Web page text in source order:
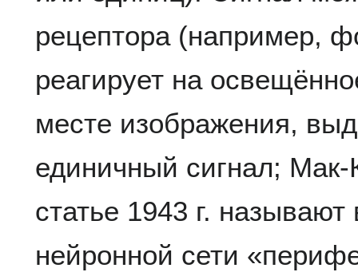
рецептора (например,
реагирует на
месте изображения,
единичный сигнал;
статье 1943 г.
нейронной сети